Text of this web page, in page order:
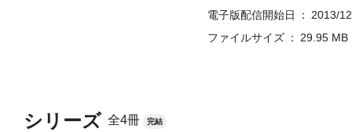
シリーズ 全4冊 完結
電子版配信開始日
2013/
ファイルサイズ
29.95 MB